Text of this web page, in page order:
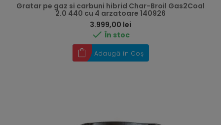
Gratar pe gaz si carbuni hibrid Char-Broil Gas2Coal
2.0 440 cu 4 arzatoare 140926
3.999,00 lei
 În stoc
Adaugă în Coș